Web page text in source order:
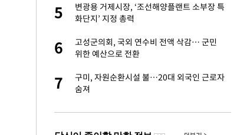
5
변광용 거제시장, ‘조선해양플랜트 소부장 특
화단지’ 지정 총력
6
고성군의회, 국외 연수비 전액 삭감… 군민
위한 예산으로 전환
7
구미, 자원순환시설 불…20대 외국인 근로자
숨져